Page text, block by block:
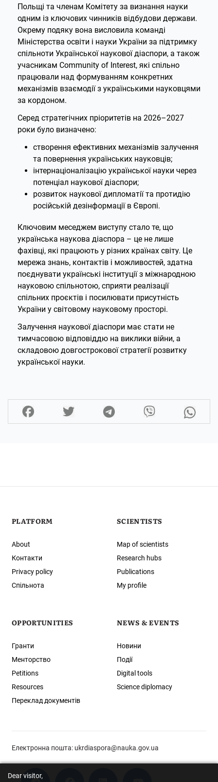
Dear visitor,
Польщі та членам Комітету за визнання науки
одним із ключових чинників відбудови держави.
Окрему подяку вона висловила команді
Міністерства освіти і науки України за підтримку
спільноти Української наукової діаспори, а також
учасникам Community of Interest, які спільно
працювали над формуванням конкретних
механізмів взаємодії з українськими науковцями
за кордоном.
Серед стратегічних пріоритетів на 2026–2027
роки було визначено:
створення ефективних механізмів залучення
та повернення українських науковців;
інтернаціоналізацію української науки через
потенціал наукової діаспори;
розвиток наукової дипломатії та протидію
російській дезінформації в Європі.
Ключовим меседжем виступу стало те, що
українська наукова діаспора – це не лише
фахівці, які працюють у різних країнах світу. Це
мережа знань, контактів і можливостей, здатна
поєднувати українські інституції з міжнародною
науковою спільнотою, сприяти реалізації
спільних проєктів і посилювати присутність
України у світовому науковому просторі.
Залучення наукової діаспори має стати не
тимчасовою відповіддю на виклики війни, а
складовою довгострокової стратегії розвитку
української науки.
PLATFORM
About
Контакти
Privacy policy
Спільнота
SCIENTISTS
Map of scientists
Research hubs
Publications
My profile
OPPORTUNITIES
Гранти
Менторство
Petitions
Resources
Переклад документів
NEWS & EVENTS
Новини
Події
Digital tools
Science diplomacy
Електронна пошта: ukrdiaspora@nauka.gov.ua